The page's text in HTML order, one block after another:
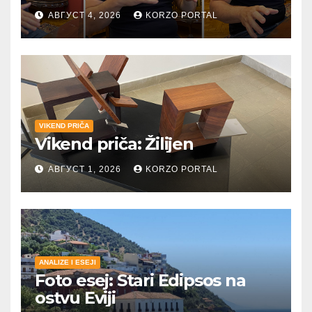
umetnost i reči
АВГУСТ 4, 2026 KORZO PORTAL
VIKEND PRIČA
Vikend priča: Žilijen
АВГУСТ 1, 2026 KORZO PORTAL
ANALIZE I ESEJI
Foto esej: Stari Edipsos na
ostvu Eviji